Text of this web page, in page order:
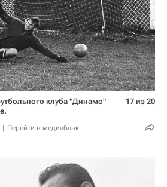
клуба "Динамо"
Перейти в медиабанк
17 из 20